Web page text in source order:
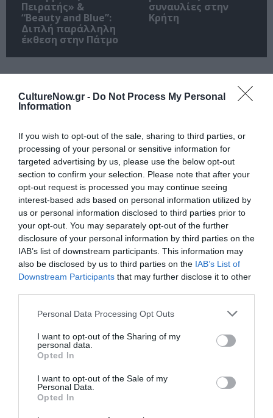
CultureNow.gr - Do Not Process My Personal
Information
If you wish to opt-out of the sale, sharing to third parties, or
processing of your personal or sensitive information for
targeted advertising by us, please use the below opt-out
section to confirm your selection. Please note that after your
opt-out request is processed you may continue seeing
interest-based ads based on personal information utilized by
us or personal information disclosed to third parties prior to
your opt-out. You may separately opt-out of the further
disclosure of your personal information by third parties on the
IAB’s list of downstream participants. This information may
also be disclosed by us to third parties on the IAB’s List of
Downstream Participants that may further disclose it to other
Personal Data Processing Opt Outs
I want to opt-out of the Sharing of my
personal data.
Opted In
I want to opt-out of the Sale of my
Personal Data.
Opted In
Πειρατής» &
“Beauty and Blue”:
Διπλή παράλληλη
έκθεση στην Πάτμο
συναυλίες στην
Κρήτη
Τέχνες /Νέα
Τροχοί και Σώμα
CULTURENOW/30-12-2008/ 15:05
Μια ξεχωριστή έκθεση ζωγραφικής με θέμα
τη μοτοσικλέτα, το αυτοκίνητο και τη
Formula1 του Κώστα Κωστούλα
διοργανώνεται με την υποστήριξη της
Νομαρχιακής Αυτοδιοίκηση
Μ μοτοσικλέτα, το αυτοκίνητο και τη Formula1
του Κώστα Κωστούλα διοργανώνεται με την